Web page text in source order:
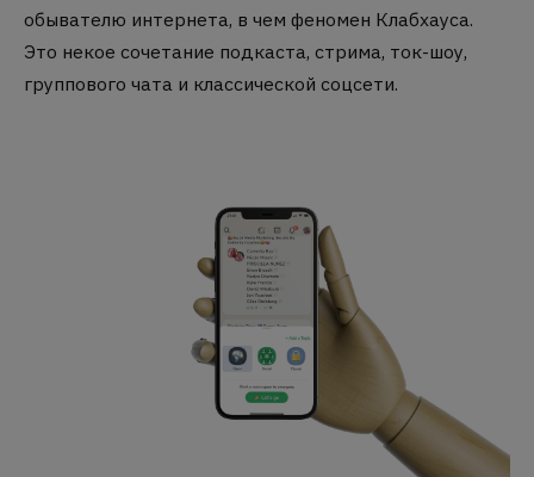
обывателю интернета, в чем феномен Клабхауса.
Это некое сочетание подкаста, стрима, ток-шоу,
группового чата и классической соцсети.